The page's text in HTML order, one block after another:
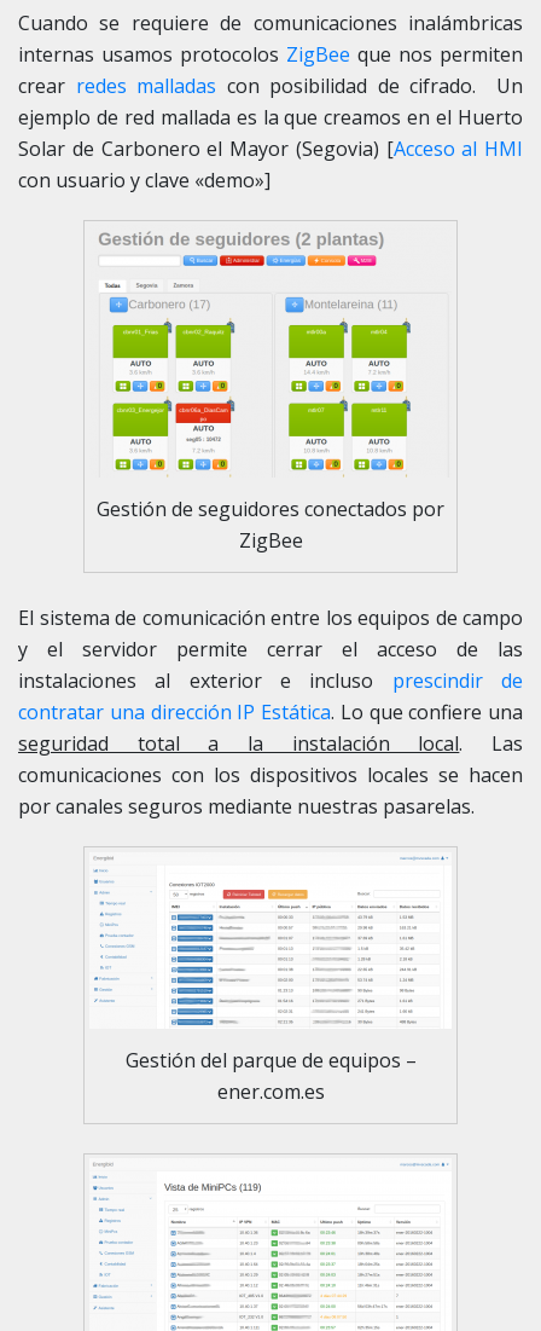
Cuando se requiere de comunicaciones inalámbricas
internas usamos protocolos ZigBee que nos permiten
crear redes malladas con posibilidad de cifrado. Un
ejemplo de red mallada es la que creamos en el Huerto
Solar de Carbonero el Mayor (Segovia) [Acceso al HMI
con usuario y clave «demo»]
Gestión de seguidores conectados por
ZigBee
El sistema de comunicación entre los equipos de campo
y el servidor permite cerrar el acceso de las
instalaciones al exterior e incluso prescindir de
contratar una dirección IP Estática. Lo que confiere una
seguridad total a la instalación local. Las
comunicaciones con los dispositivos locales se hacen
por canales seguros mediante nuestras pasarelas.
Gestión del parque de equipos –
ener.com.es